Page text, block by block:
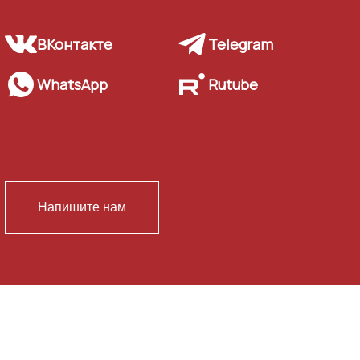
ВКонтакте Telegram
WhatsApp Rutube
Напишите нам